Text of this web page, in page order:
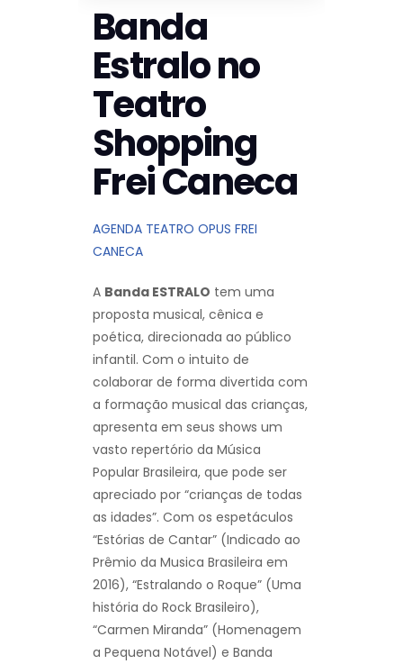
Banda
Estralo no
Teatro
Shopping
Frei Caneca
AGENDA TEATRO OPUS FREI
CANECA
A Banda ESTRALO tem uma
proposta musical, cênica e
poética, direcionada ao público
infantil. Com o intuito de
colaborar de forma divertida com
a formação musical das crianças,
apresenta em seus shows um
vasto repertório da Música
Popular Brasileira, que pode ser
apreciado por “crianças de todas
as idades”. Com os espetáculos
“Estórias de Cantar” (Indicado ao
Prêmio da Musica Brasileira em
2016), “Estralando o Roque” (Uma
história do Rock Brasileiro),
“Carmen Miranda” (Homenagem
a Pequena Notável) e Banda